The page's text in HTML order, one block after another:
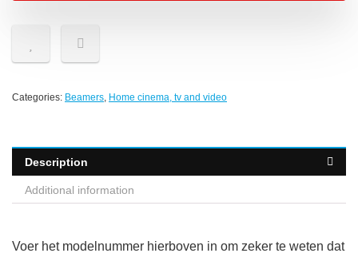
Categories: Beamers, Home cinema, tv and video
Description
Additional information
Voer het modelnummer hierboven in om zeker te weten dat